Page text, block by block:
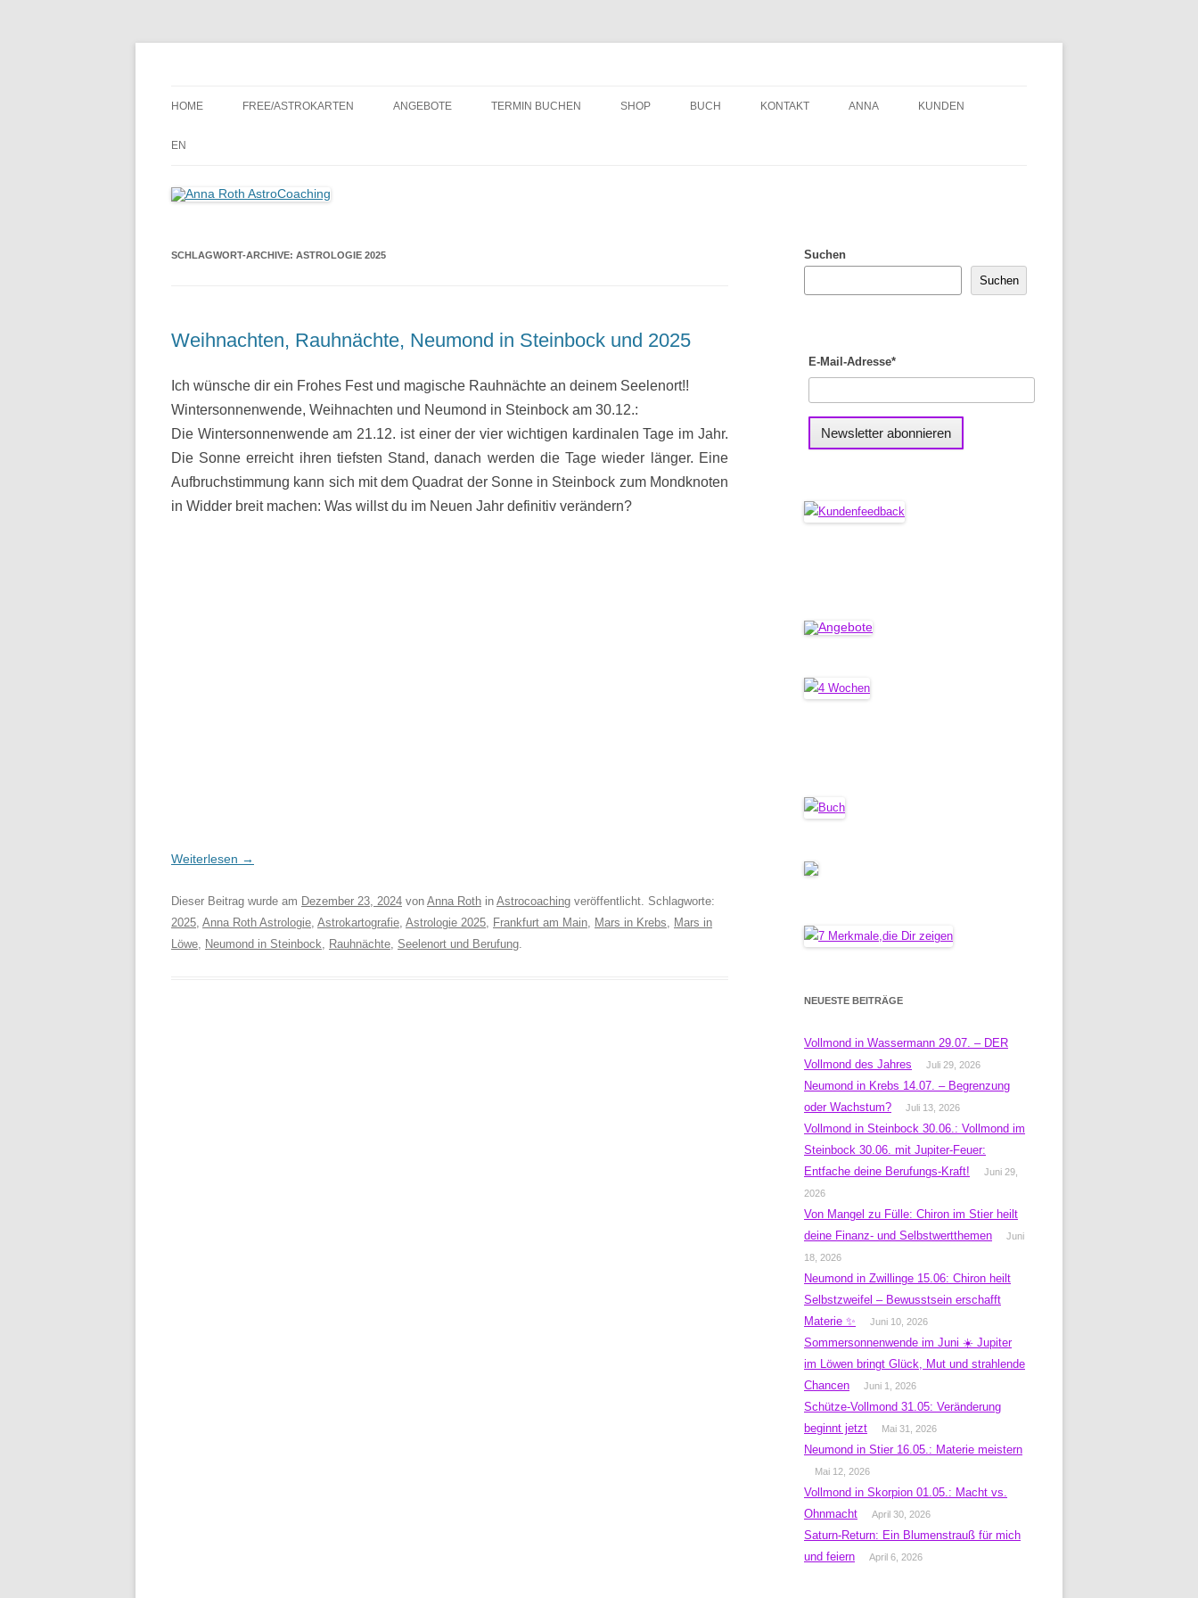
Inhalt
HOME FREE/ASTROKARTEN ANGEBOTE TERMIN BUCHEN SHOP BUCH KONTAKT ANNA KUNDEN
EN
SCHLAGWORT-ARCHIVE: ASTROLOGIE 2025
Weihnachten, Rauhnächte, Neumond in Steinbock und 2025
Ich wünsche dir ein Frohes Fest und magische Rauhnächte an deinem Seelenort!!
Wintersonnenwende, Weihnachten und Neumond in Steinbock am 30.12.:
Die Wintersonnenwende am 21.12. ist einer der vier wichtigen kardinalen Tage im Jahr.
Die Sonne erreicht ihren tiefsten Stand, danach werden die Tage wieder länger. Eine
Aufbruchstimmung kann sich mit dem Quadrat der Sonne in Steinbock zum Mondknoten
in Widder breit machen: Was willst du im Neuen Jahr definitiv verändern?
Weiterlesen →
Dieser Beitrag wurde am Dezember 23, 2024 von Anna Roth in Astrocoaching veröffentlicht. Schlagworte:
2025, Anna Roth Astrologie, Astrokartografie, Astrologie 2025, Frankfurt am Main, Mars in Krebs, Mars in
Löwe, Neumond in Steinbock, Rauhnächte, Seelenort und Berufung.
Suchen
Suchen
E-Mail-Adresse*
NEUESTE BEITRÄGE
Vollmond in Wassermann 29.07. – DER
Vollmond des Jahres
Juli 29, 2026
Neumond in Krebs 14.07. – Begrenzung
oder Wachstum?
Juli 13, 2026
Vollmond in Steinbock 30.06.: Vollmond im
Steinbock 30.06. mit Jupiter-Feuer:
Entfache deine Berufungs-Kraft!
Juni 29,
2026
Von Mangel zu Fülle: Chiron im Stier heilt
deine Finanz- und Selbstwertthemen
Juni
18, 2026
Neumond in Zwillinge 15.06: Chiron heilt
Selbstzweifel – Bewusstsein erschafft
Materie ✨
Juni 10, 2026
Sommersonnenwende im Juni ☀️ Jupiter
im Löwen bringt Glück, Mut und strahlende
Chancen
Juni 1, 2026
Schütze-Vollmond 31.05: Veränderung
beginnt jetzt
Mai 31, 2026
Neumond in Stier 16.05.: Materie meistern
Mai 12, 2026
Vollmond in Skorpion 01.05.: Macht vs.
Ohnmacht
April 30, 2026
Saturn-Return: Ein Blumenstrauß für mich
und feiern
April 6, 2026